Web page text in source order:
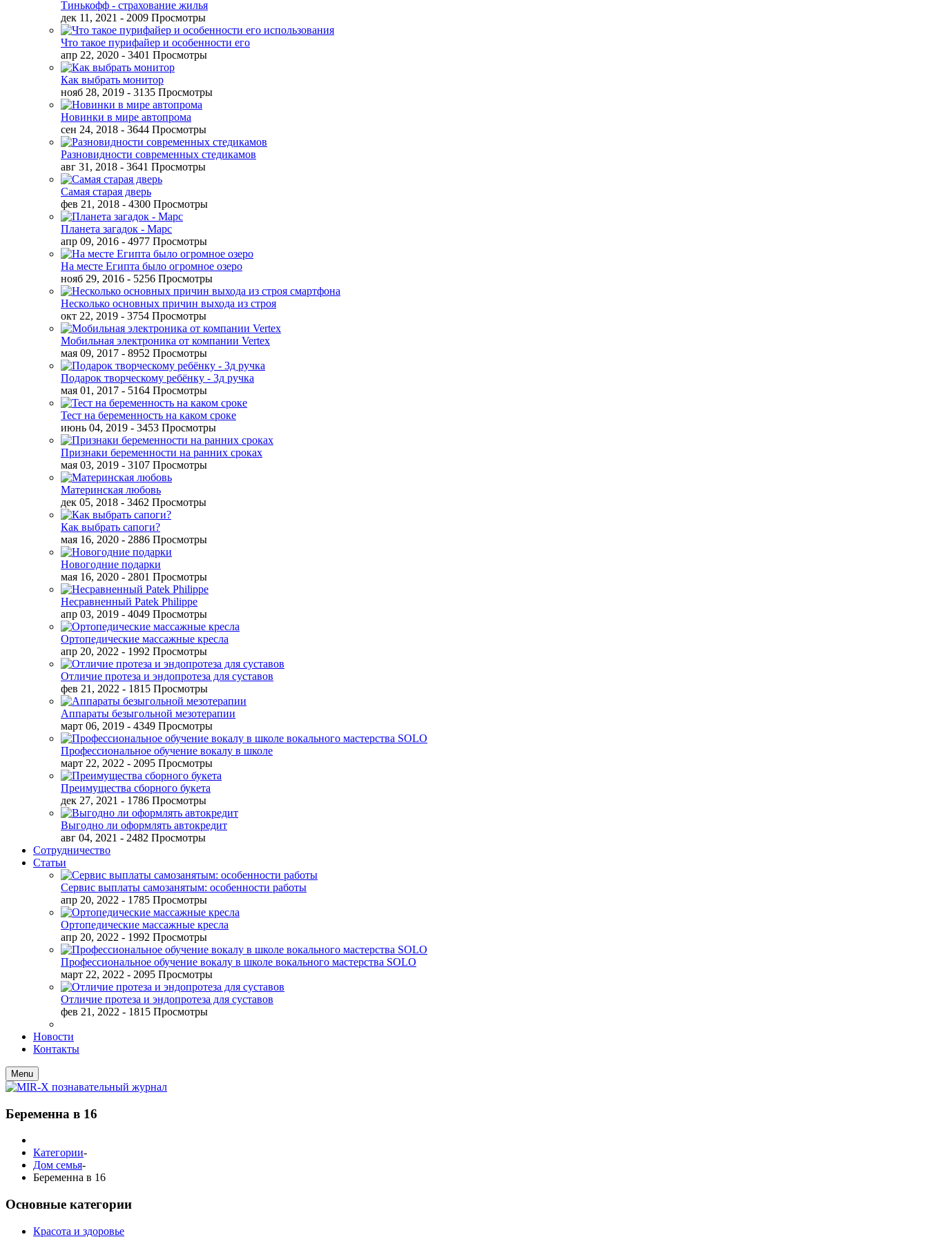
Тинькофф - страхование жилья
дек 11, 2021 - 2009 Просмотры
Что такое пурифайер и особенности его
апр 22, 2020 - 3401 Просмотры
Как выбрать монитор
нояб 28, 2019 - 3135 Просмотры
Новинки в мире автопрома
сен 24, 2018 - 3644 Просмотры
Разновидности современных стедикамов
авг 31, 2018 - 3641 Просмотры
Самая старая дверь
фев 21, 2018 - 4300 Просмотры
Планета загадок - Марс
апр 09, 2016 - 4977 Просмотры
На месте Египта было огромное озеро
нояб 29, 2016 - 5256 Просмотры
Несколько основных причин выхода из строя
окт 22, 2019 - 3754 Просмотры
Мобильная электроника от компании Vertex
мая 09, 2017 - 8952 Просмотры
Подарок творческому ребёнку - 3д ручка
мая 01, 2017 - 5164 Просмотры
Тест на беременность на каком сроке
июнь 04, 2019 - 3453 Просмотры
Признаки беременности на ранних сроках
мая 03, 2019 - 3107 Просмотры
Материнская любовь
дек 05, 2018 - 3462 Просмотры
Как выбрать сапоги?
мая 16, 2020 - 2886 Просмотры
Новогодние подарки
мая 16, 2020 - 2801 Просмотры
Несравненный Patek Philippe
апр 03, 2019 - 4049 Просмотры
Ортопедические массажные кресла
апр 20, 2022 - 1992 Просмотры
Отличие протеза и эндопротеза для суставов
фев 21, 2022 - 1815 Просмотры
Аппараты безыгольной мезотерапии
март 06, 2019 - 4349 Просмотры
Профессиональное обучение вокалу в школе
март 22, 2022 - 2095 Просмотры
Преимущества сборного букета
дек 27, 2021 - 1786 Просмотры
Выгодно ли оформлять автокредит
авг 04, 2021 - 2482 Просмотры
Сотрудничество
Статьи
Сервис выплаты самозанятым: особенности работы
апр 20, 2022 - 1785 Просмотры
Ортопедические массажные кресла
апр 20, 2022 - 1992 Просмотры
Профессиональное обучение вокалу в школе вокального мастерства SOLO
март 22, 2022 - 2095 Просмотры
Отличие протеза и эндопротеза для суставов
фев 21, 2022 - 1815 Просмотры
Новости
Контакты
Menu
Беременна в 16
Категории-
Дом семья-
Беременна в 16
Основные категории
Красота и здоровье